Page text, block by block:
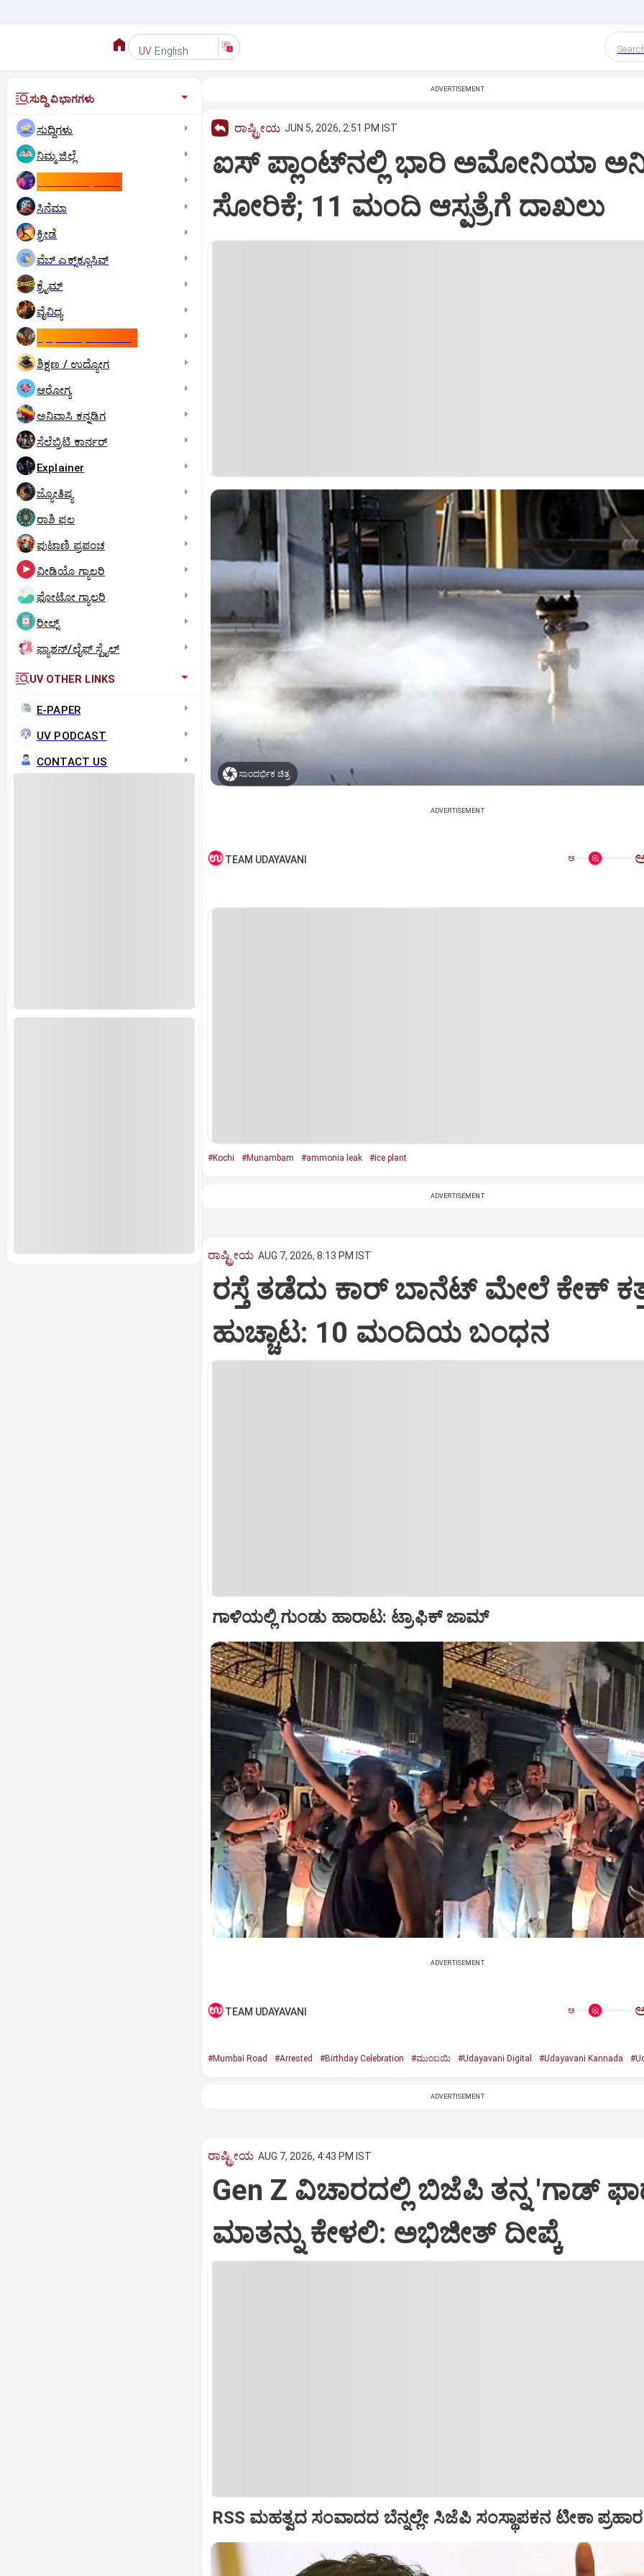
UV English
ಸುದ್ದಿ ವಿಭಾಗಗಳು
ಸುದ್ದಿಗಳು
ನಿಮ್ಮ ಜಿಲ್ಲೆ
ಸಿನೆಮಾ
ಕ್ರೀಡೆ
ವೆಬ್ ಎಕ್ಸ್‌ಕ್ಲೂಸಿವ್
ಕ್ರೈಮ್
ವೈವಿಧ್ಯ
ಶಿಕ್ಷಣ / ಉದ್ಯೋಗ
ಆರೋಗ್ಯ
ಅನಿವಾಸಿ ಕನ್ನಡಿಗ
ಸೆಲೆಬ್ರಿಟಿ ಕಾರ್ನರ್‌
Explainer
ಜ್ಯೋತಿಷ್ಯ
ರಾಶಿ ಫಲ
ಪುಟಾಣಿ ಪ್ರಪಂಚ
ವೀಡಿಯೊ ಗ್ಯಾಲರಿ
ಫೋಟೋ ಗ್ಯಾಲರಿ
ರೀಲ್ಸ್
ಫ್ಯಾಶನ್/ಲೈಫ್‌ ಸ್ಟೈಲ್
UV OTHER LINKS
E-PAPER
UV PODCAST
CONTACT US
ADVERTISEMENT
ರಾಷ್ಟ್ರೀಯ JUN 5, 2026, 2:51 PM IST
ಐಸ್ ಪ್ಲಾಂಟ್‌ನಲ್ಲಿ ಭಾರಿ ಅಮೋನಿಯಾ
ಸೋರಿಕೆ; 11 ಮಂದಿ ಆಸ್ಪತ್ರೆಗೆ ದಾಖಲು
ಸಾಂದರ್ಭಿಕ ಚಿತ್ರ .
ADVERTISEMENT
TEAM UDAYAVANI ಅ
#Kochi #Munambam #ammonia leak #ice plant
ADVERTISEMENT
ರಾಷ್ಟ್ರೀಯ AUG 7, 2026, 8:13 PM IST
ರಸ್ತೆ ತಡೆದು ಕಾರ್ ಬಾನೆಟ್ ಮೇಲೆ ಕೇಕ್
ಹುಚ್ಚಾಟ: 10 ಮಂದಿಯ ಬಂಧನ
ಗಾಳಿಯಲ್ಲಿ ಗುಂಡು ಹಾರಾಟ: ಟ್ರಾಫಿಕ್‌ ಜಾಮ್
ADVERTISEMENT
TEAM UDAYAVANI ಅ
#Mumbai Road #Arrested #Birthday Celebration #ಮುಂಬಯಿ #Udayavani Digital #Udayavani Kannada
ADVERTISEMENT
ರಾಷ್ಟ್ರೀಯ AUG 7, 2026, 4:43 PM IST
Gen Z ವಿಚಾರದಲ್ಲಿ ಬಿಜೆಪಿ ತನ್ನ 'ಗಾಡ್
ಮಾತನ್ನು ಕೇಳಲಿ: ಅಭಿಜೀತ್ ದೀಪ್ಕೆ
RSS ಮಹತ್ವದ ಸಂವಾದದ ಬೆನ್ನಲ್ಲೇ ಸಿಜೆಪಿ ಸಂಸ್ಥಾಪಕನ ಟೀಕಾ ಪ್ರಹಾರ